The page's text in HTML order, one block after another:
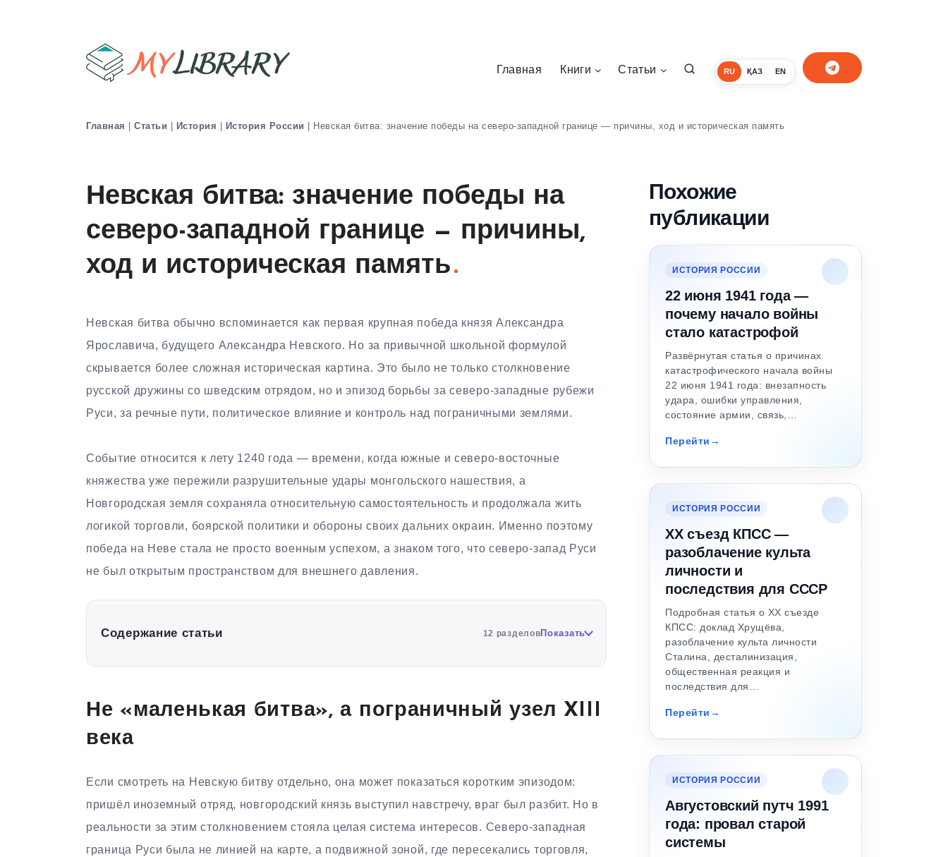
RU ҚАЗ EN
Главная Книги Статьи
Главная | Статьи | История | История России | Невская битва: значение победы на северо-западной границе — причины, ход и историческая память
Невская битва: значение победы на
северо-западной границе — причины,
ход и историческая память
Невская битва обычно вспоминается как первая крупная победа князя Александра
Ярославича, будущего Александра Невского. Но за привычной школьной формулой
скрывается более сложная историческая картина. Это было не только столкновение
русской дружины со шведским отрядом, но и эпизод борьбы за северо-западные рубежи
Руси, за речные пути, политическое влияние и контроль над пограничными землями.
Событие относится к лету 1240 года — времени, когда южные и северо-восточные
княжества уже пережили разрушительные удары монгольского нашествия, а
Новгородская земля сохраняла относительную самостоятельность и продолжала жить
логикой торговли, боярской политики и обороны своих дальних окраин. Именно поэтому
победа на Неве стала не просто военным успехом, а знаком того, что северо-запад Руси
не был открытым пространством для внешнего давления.
Содержание статьи 12 разделовПоказать
Не «маленькая битва», а пограничный узел XIII
века
Если смотреть на Невскую битву отдельно, она может показаться коротким эпизодом:
пришёл иноземный отряд, новгородский князь выступил навстречу, враг был разбит. Но в
реальности за этим столкновением стояла целая система интересов. Северо-западная
граница Руси была не линией на карте, а подвижной зоной, где пересекались торговля,
Похожие
публикации
ИСТОРИЯ РОССИИ
22 июня 1941 года —
почему начало войны
стало катастрофой
Развёрнутая статья о причинах
катастрофического начала войны
22 июня 1941 года: внезапность
удара, ошибки управления,
состояние армии, связь,…
Перейти
ИСТОРИЯ РОССИИ
XX съезд КПСС —
разоблачение культа
личности и
последствия для СССР
Подробная статья о XX съезде
КПСС: доклад Хрущёва,
разоблачение культа личности
Сталина, десталинизация,
общественная реакция и
последствия для…
Перейти
ИСТОРИЯ РОССИИ
Августовский путч 1991
года: провал старой
системы